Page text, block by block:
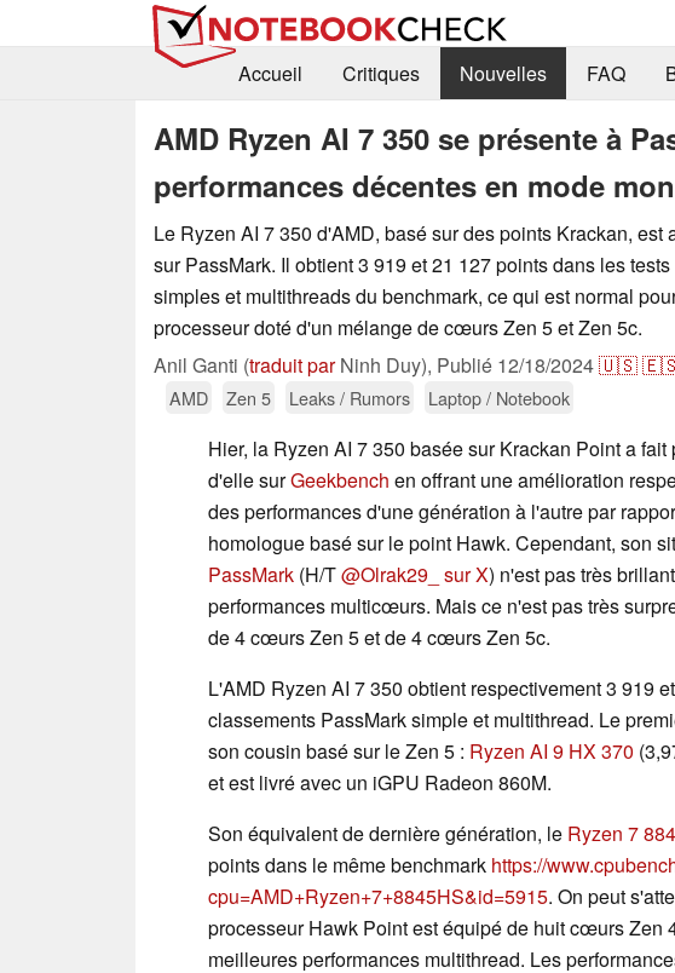
Accueil
Critiques Nouvelles FAQ
AMD Ryzen AI 7 350 se présente à
performances décentes en mode
Le Ryzen AI 7 350 d'AMD, basé sur des points Krackan, est
sur PassMark. Il obtient 3 919 et 21 127 points dans les tests
simples et multithreads du benchmark, ce qui est normal
processeur doté d'un mélange de cœurs Zen 5 et Zen 5c.
Anil Ganti (traduit parNinh Duy), Publié 12/18/2024🇺🇸
AMD Zen 5 Leaks / Rumors Laptop / Notebook
Hier, la Ryzen AI 7 350 basée sur Krackan Point a fait
d'elle surGeekbench en offrant une amélioration
des performances d'une génération à l'autre par
homologue basé sur le point Hawk. Cependant, son
PassMark (H/T@Olrak29_ sur X) n'est pas très
performances multicœurs. Mais ce n'est pas très
de 4 cœurs Zen 5 et de 4 cœurs Zen 5c.
L'AMD Ryzen AI 7 350 obtient respectivement 3 919
classements PassMark simple et multithread. Le
son cousin basé sur le Zen 5 : Ryzen AI 9 HX 370
et est livré avec un iGPU Radeon 860M.
Son équivalent de dernière génération, le Ryzen 7
points dans le même benchmark https://
cpu=AMD+Ryzen+7+8845HS&id=5915. On peut
processeur Hawk Point est équipé de huit cœurs Zen
meilleures performances multithread. Les